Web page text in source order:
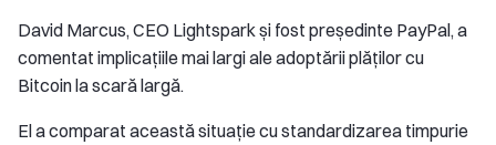
David Marcus, CEO Lightspark și fost președinte PayPal, a
comentat implicațiile mai largi ale adoptării plăților cu
Bitcoin la scară largă.
El a comparat această situație cu standardizarea timpurie